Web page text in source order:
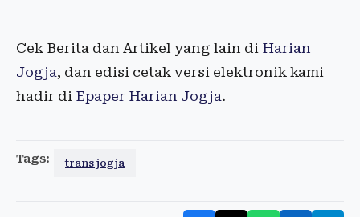
Cek Berita dan Artikel yang lain di Harian
Jogja, dan edisi cetak versi elektronik kami
hadir di Epaper Harian Jogja.
Tags: trans jogja